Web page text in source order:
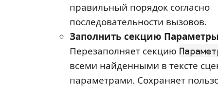
правильный порядок согласно
последовательности вызовов.
Заполнить секцию
Перезаполняет секцию
всеми найденными в тексте
параметрами. Сохраняет